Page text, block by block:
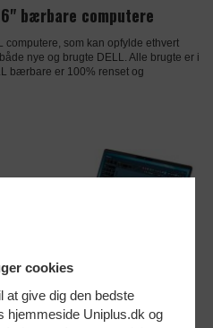
cookies
at give dig den bedste
hjemmeside Uniplus.dk og
bærbare computere
som kan opfylde ethvert
nye og brugte DELL. Alle brugte er i
bærbare er 100% renset og
Dell Pro Max 18 Plus